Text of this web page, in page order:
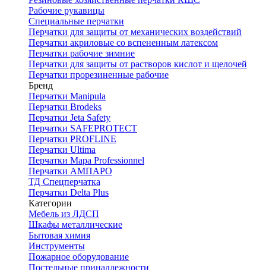
Рабочие рукавицы
Специальные перчатки
Перчатки для защиты от механических воздействий
Перчатки акриловые со вспененным латексом
Перчатки рабочие зимние
Перчатки для защиты от растворов кислот и щелочей
Перчатки прорезиненные рабочие
Бренд
Перчатки Manipula
Перчатки Brodeks
Перчатки Jeta Safety
Перчатки SAFEPROTECT
Перчатки PROFLINE
Перчатки Ultima
Перчатки Мара Professionnel
Перчатки АМПАРО
ТД Спецперчатка
Перчатки Delta Plus
Категории
Мебель из ЛДСП
Шкафы металлические
Бытовая химия
Инструменты
Пожарное оборудование
Постельные принадлежности